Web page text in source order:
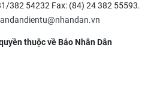
382 54232 Fax: (84) 24 382 55593.
thuộc về Báo Nhân Dân